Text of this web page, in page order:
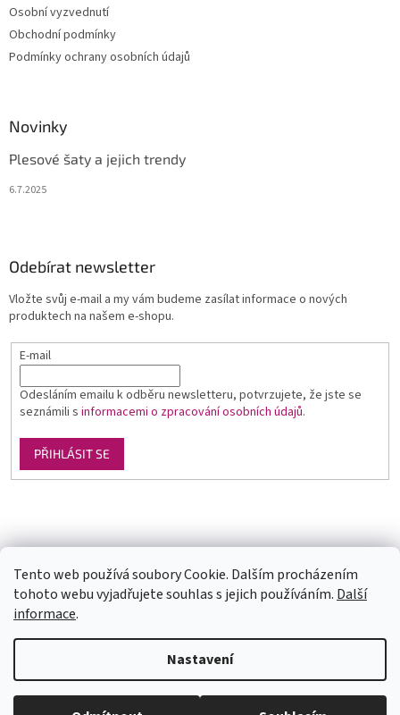
Tento web používá soubory Cookie. Dalším procházením
tohoto webu vyjadřujete souhlas s jejich používáním. Další
informace.
Nastavení
objednání). Velikosti neodpovídají českým, prosím měřte se. Pokud se
Vám některý model líbí a chtěli byste ho v jiné barvě, tak stačí do
vyhledávání zadat číslo modelu(třeba 1960) a všechny dostupné barvy
Osobní vyzvednutí
Obchodní podmínky
Podmínky ochrany osobních údajů
Novinky
Plesové šaty a jejich trendy
6.7.2025
Odebírat newsletter
Vložte svůj e-mail a my vám budeme zasílat informace o nových
produktech na našem e-shopu.
E-mail
Odesláním emailu k odběru newsletteru, potvrzujete, že jste se
seznámili s informacemi o zpracování osobních údajů.
PŘIHLÁSIT SE
Copyright 2026trendy-obleceni.cz. Všechna práva vyhrazena.